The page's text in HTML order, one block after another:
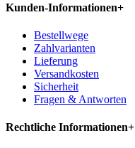
Kunden-Informationen+
Bestellwege
Zahlvarianten
Lieferung
Versandkosten
Sicherheit
Fragen & Antworten
Rechtliche Informationen+